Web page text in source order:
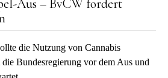
Aus – BvCW fordert
die Nutzung von Cannabis
Bundesregierung vor dem Aus und